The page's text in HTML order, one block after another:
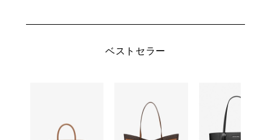
ベストセラー